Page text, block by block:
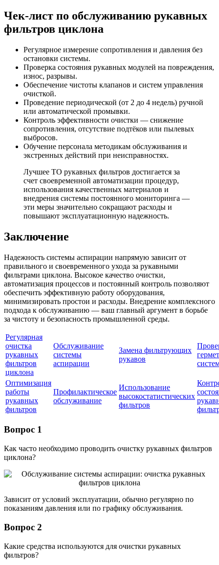
Чек-лист по обслуживанию рукавных
фильтров циклона
Регулярное измерение сопротивления и давления без
остановки системы.
Проверка состояния рукавных модулей на повреждения,
износ, разрывы.
Обеспечение чистоты клапанов и систем управления
очисткой.
Проведение периодической (от 2 до 4 недель) ручной
или автоматической промывки.
Контроль эффективности очистки — снижение
сопротивления, отсутствие подтёков или пылевых
выбросов.
Обучение персонала методикам обслуживания и
экстренных действий при неисправностях.
Лучшее ТО рукавных фильтров достигается за
счет своевременной автоматизации процедур,
использования качественных материалов и
внедрения системы постоянного мониторинга —
эти меры значительно сокращают расходы и
повышают эксплуатационную надежность.
Заключение
Надежность системы аспирации напрямую зависит от
правильного и своевременного ухода за рукавными
фильтрами циклона. Высокое качество очистки,
автоматизация процессов и постоянный контроль позволяют
обеспечить эффективную работу оборудования,
минимизировать простои и расходы. Внедрение комплексного
подхода к обслуживанию — ваш главный аргумент в борьбе
за чистоту и безопасность промышленной среды.
Регулярная
очистка
рукавных
фильтров
циклона
Обслуживание
системы
аспирации
Замена фильтрующих
рукавов
Оптимизация
работы
рукавных
фильтров
Профилактическое
обслуживание
Использование
высокостатистических
фильтров
Вопрос 1
Как часто необходимо проводить очистку рукавных фильтров
циклона?
Зависит от условий эксплуатации, обычно регулярно по
показаниям давления или по графику обслуживания.
Вопрос 2
Какие средства используются для очистки рукавных
фильтров?